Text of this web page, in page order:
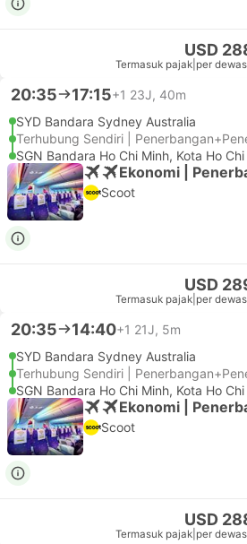
USD
Termasuk pajak per
20:35 17:15+1 23J, 40m
SYD Bandara Sydney Australia
Terhubung Sendiri |
SGN Bandara Ho Chi Minh, Kota Ho
Ekonomi |
Scoot
USD
Termasuk pajak per
20:35 14:40+1 21J, 5m
SYD Bandara Sydney Australia
Terhubung Sendiri |
SGN Bandara Ho Chi Minh, Kota Ho
Ekonomi |
Scoot
USD
Termasuk pajak per